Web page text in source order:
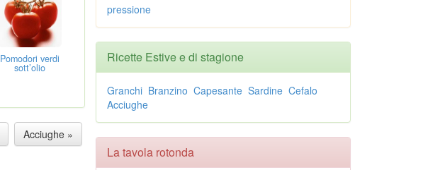
Pomodori verdi
sott’olio
Acciughe »
pressione
Ricette Estive e di stagione
Granchi Branzino Capesante Sardine Cefalo
Acciughe
La tavola rotonda